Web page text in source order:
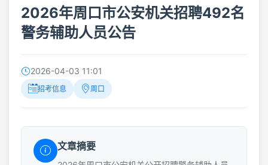
2026年周口市公安机关招聘492名
警务辅助人员公告
2026-04-03 11:01
招考信息 周口
文章摘要